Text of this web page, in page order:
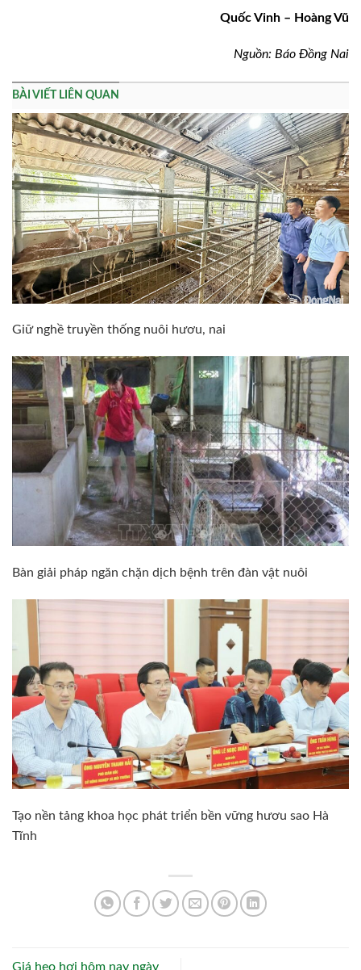
Quốc Vinh – Hoàng Vũ
Nguồn: Báo Đồng Nai
BÀI VIẾT LIÊN QUAN
Giữ nghề truyền thống nuôi hươu, nai
Bàn giải pháp ngăn chặn dịch bệnh trên đàn vật nuôi
Tạo nền tảng khoa học phát triển bền vững hươu sao Hà
Tĩnh
Giá heo hơi hôm nay ngày